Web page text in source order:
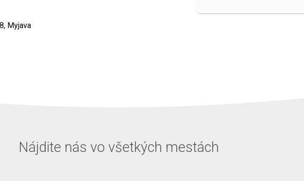
Myjava
Nájdite nás vo všetkých mestách